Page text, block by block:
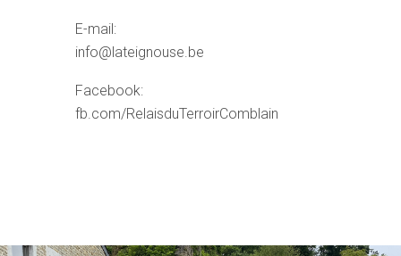
E-mail:
info@lateignouse.be
Facebook:
fb.com/RelaisduTerroirComblain